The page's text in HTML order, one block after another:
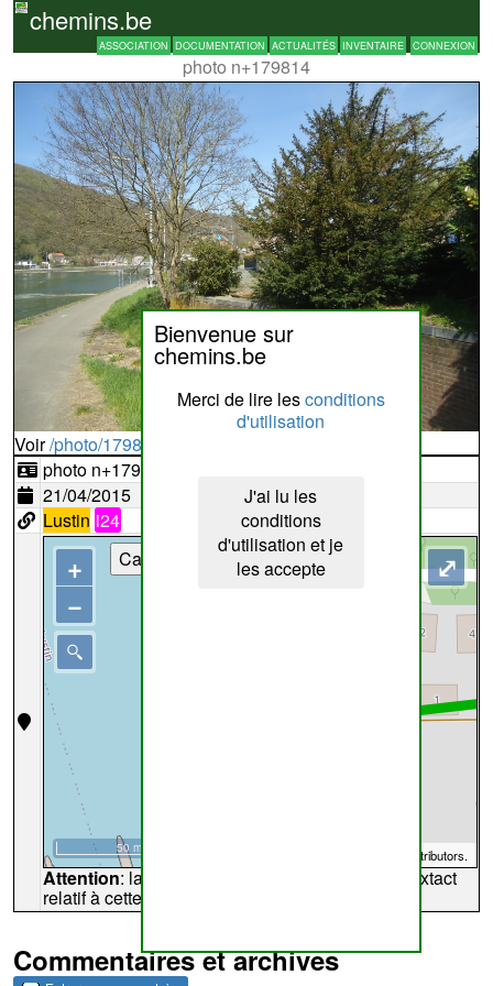
chemins.be
ASSOCIATION DOCUMENTATION ACTUALITÉS INVENTAIRE CONNEXION
photo n+179814
Bienvenue sur
chemins.be
Merci de lire lesconditions
d'utilisation
J'ai lu les
conditions
d'utilisation et je
les accepte
Voir/photo/179814?typ=d
photo n+179814
21/04/2015
Lustin i24
contributors.
50 m
+
−
⤢
Cartes
Attention: la carte peut ne pas refléter l'endroit extact
relatif à cette archive
Commentaires et archives